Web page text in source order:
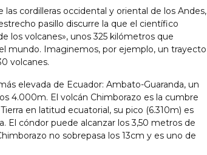
cordilleras occidental y oriental de los Andes,
pasillo discurre la que el científico
los volcanes», unos 325 kilómetros que
mundo. Imaginemos, por ejemplo, un trayecto
volcanes.
elevada de Ecuador: Ambato-Guaranda, un
4.000m. El volcán Chimborazo es la cumbre
en latitud ecuatorial, su pico (6.310m) es
El cóndor puede alcanzar los 3,50 metros de
no sobrepasa los 13cm y es uno de